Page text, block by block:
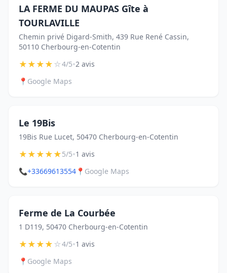
LA FERME DU MAUPAS Gîte à
TOURLAVILLE
Chemin privé Digard-Smith, 439 Rue René Cassin,
50110 Cherbourg-en-Cotentin
★★★★☆4/5•2 avis
📍 Google Maps
Le 19Bis
19Bis Rue Lucet, 50470 Cherbourg-en-Cotentin
★★★★★5/5•1 avis
📞+33669613554 📍 Google Maps
Ferme de La Courbée
1 D119, 50470 Cherbourg-en-Cotentin
★★★★☆4/5•1 avis
📍 Google Maps